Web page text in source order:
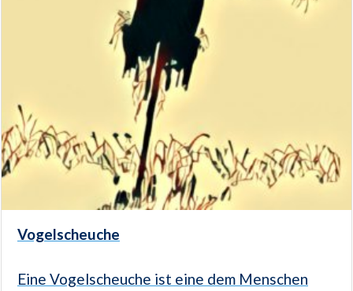
Vogelscheuche
Eine Vogelscheuche ist eine dem Menschen